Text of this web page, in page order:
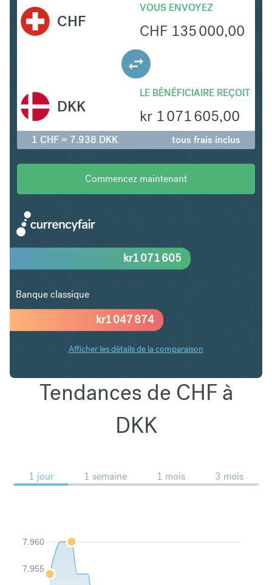
CHF
VOUS ENVOYEZ
CHF 135 000,00
LE BÉNÉFICIAIRE REÇOIT
kr 1 071 605,00
DKK
1 CHF = 7.938 DKK tous frais inclus
Commencez maintenant
kr1 047 874
kr1 071 605
Banque classique
Afficher les détails de la comparaison
Tendances de CHF à
DKK
1 jour 1 semaine 1 mois 3 mois
7.955
7.960